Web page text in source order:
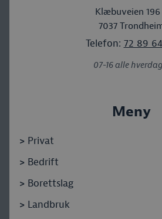
Klæbuveien 196
7037
Telefon: 72 89
07-16 alle
Meny
> Privat
> Bedrift
> Borettslag
> Landbruk